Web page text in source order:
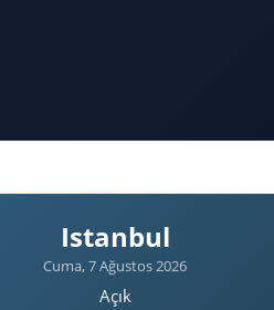
Istanbul
Cuma, 7 Ağustos 2026
Açık